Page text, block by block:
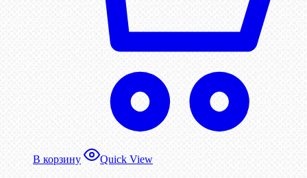
В корзину Quick View